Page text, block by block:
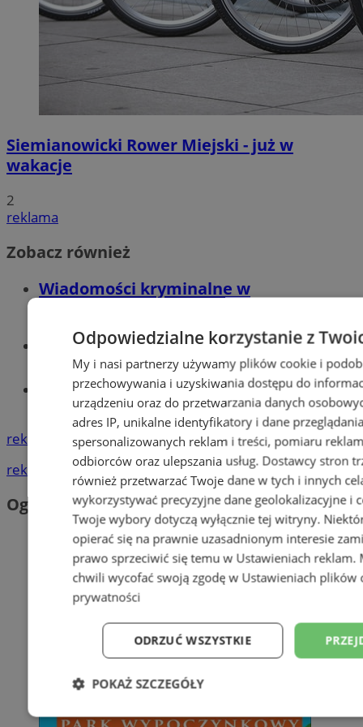
Siemianowicki Rower Miejski - już w
wakacje
2
reklama
Zobacz również
Wiadomości kryminalne w
Wiadomości lokalne
Tworzenie stron www - Siemianowice
reklama
reklama
Ogłoszenia
Odpowiedzialne korzystanie z
My i nasi partnerzy używamy plików cookie i
przechowywania i uzyskiwania dostępu do
urządzeniu oraz do przetwarzania danych
adres IP, unikalne identyfikatory i dane
spersonalizowanych reklam i treści, pomiaru
odbiorców oraz ulepszania usług. Dostawcy stron
również przetwarzać Twoje dane w tych i innych
wykorzystywać precyzyjne dane geolokalizacyjne i
Twoje wybory dotyczą wyłącznie tej witryny.
opierać się na prawnie uzasadnionym interesie
prawo sprzeciwić się temu w Ustawieniach reklam.
chwili wycofać swoją zgodę w Ustawieniach plików
prywatności
ODRZUĆ WSZYSTKIE
POKAŻ SZCZEGÓŁY
Niezbędne Wydajność